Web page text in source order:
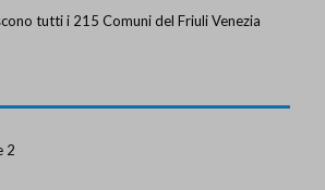
tutti i 215 Comuni del Friuli Venezia
2